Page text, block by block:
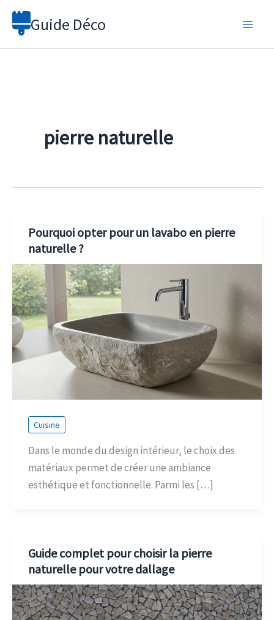
Aller
Guide Déco
pierre naturelle
Pourquoi opter pour un lavabo en pierre
naturelle ?
Cuisine
Dans le monde du design intérieur, le choix des
matériaux permet de créer une ambiance
esthétique et fonctionnelle. Parmi les […]
Guide complet pour choisir la pierre
naturelle pour votre dallage